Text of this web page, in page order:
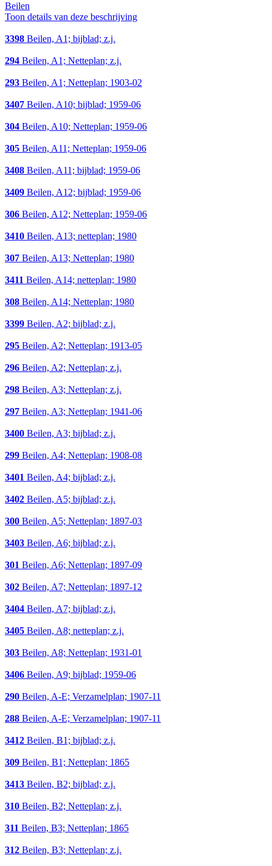
Beilen
Toon details van deze beschrijving
3398 Beilen, A1; bijblad; z.j.
294 Beilen, A1; Netteplan; z.j.
293 Beilen, A1; Netteplan; 1903-02
3407 Beilen, A10; bijblad; 1959-06
304 Beilen, A10; Netteplan; 1959-06
305 Beilen, A11; Netteplan; 1959-06
3408 Beilen, A11; bijblad; 1959-06
3409 Beilen, A12; bijblad; 1959-06
306 Beilen, A12; Netteplan; 1959-06
3410 Beilen, A13; netteplan; 1980
307 Beilen, A13; Netteplan; 1980
3411 Beilen, A14; netteplan; 1980
308 Beilen, A14; Netteplan; 1980
3399 Beilen, A2; bijblad; z.j.
295 Beilen, A2; Netteplan; 1913-05
296 Beilen, A2; Netteplan; z.j.
298 Beilen, A3; Netteplan; z.j.
297 Beilen, A3; Netteplan; 1941-06
3400 Beilen, A3; bijblad; z.j.
299 Beilen, A4; Netteplan; 1908-08
3401 Beilen, A4; bijblad; z.j.
3402 Beilen, A5; bijblad; z.j.
300 Beilen, A5; Netteplan; 1897-03
3403 Beilen, A6; bijblad; z.j.
301 Beilen, A6; Netteplan; 1897-09
302 Beilen, A7; Netteplan; 1897-12
3404 Beilen, A7; bijblad; z.j.
3405 Beilen, A8; netteplan; z.j.
303 Beilen, A8; Netteplan; 1931-01
3406 Beilen, A9; bijblad; 1959-06
290 Beilen, A-E; Verzamelplan; 1907-11
288 Beilen, A-E; Verzamelplan; 1907-11
3412 Beilen, B1; bijblad; z.j.
309 Beilen, B1; Netteplan; 1865
3413 Beilen, B2; bijblad; z.j.
310 Beilen, B2; Netteplan; z.j.
311 Beilen, B3; Netteplan; 1865
312 Beilen, B3; Netteplan; z.j.